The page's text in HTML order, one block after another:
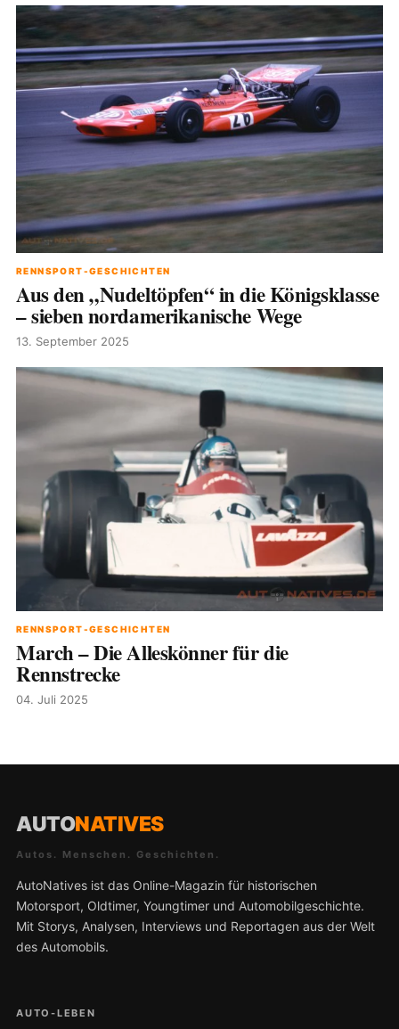
RENNSPORT-GESCHICHTEN
Aus den „Nudeltöpfen“ in die Königsklasse
– sieben nordamerikanische Wege
13. September 2025
RENNSPORT-GESCHICHTEN
March – Die Alleskönner für die
Rennstrecke
04. Juli 2025
AUTONATIVES
Autos. Menschen. Geschichten.
AutoNatives ist das Online-Magazin für historischen
Motorsport, Oldtimer, Youngtimer und Automobilgeschichte.
Mit Storys, Analysen, Interviews und Reportagen aus der Welt
des Automobils.
AUTO-LEBEN